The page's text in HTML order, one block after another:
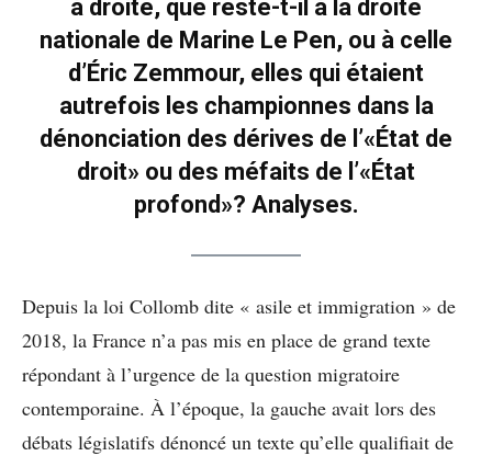
à droite, que reste-t-il à la droite
nationale de Marine Le Pen, ou à celle
d’Éric Zemmour, elles qui étaient
autrefois les championnes dans la
dénonciation des dérives de l’«État de
droit» ou des méfaits de l’«État
profond»? Analyses.
Depuis la loi Collomb dite « asile et immigration » de
2018, la France n’a pas mis en place de grand texte
répondant à l’urgence de la question migratoire
contemporaine. À l’époque, la gauche avait lors des
débats législatifs dénoncé un texte qu’elle qualifiait de